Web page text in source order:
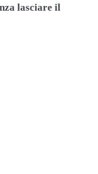
lasciare il